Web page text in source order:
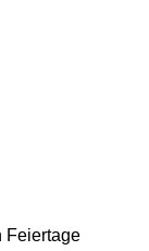
Feiertage